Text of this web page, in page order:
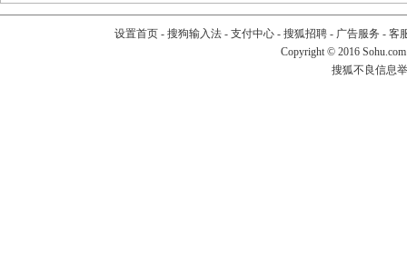
设置首页- 搜狗输入法- 支付中心- 搜狐招聘- 广告服务 - 客
Copyright © 2016
搜狐不良信息